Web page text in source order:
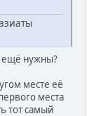
ещё нужны?
месте её
места
тот самый